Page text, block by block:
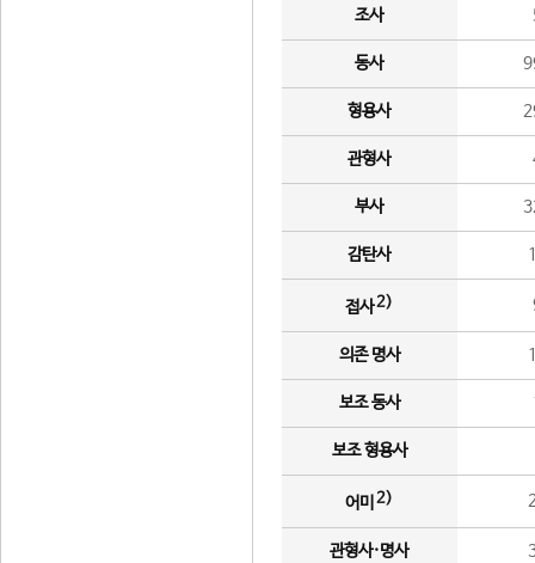
조사
동사
형용사
관형사
부사
감탄사
접사2)
의존 명사
보조 동사
보조 형용사
어미 2)
관형사·명사